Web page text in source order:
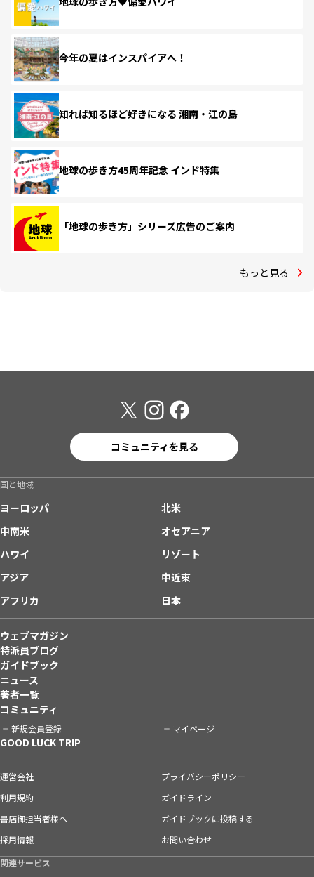
今年の夏はインスパイアへ！
知れば知るほど好きになる 湘南・江の島
地球の歩き方45周年記念 インド特集
「地球の歩き方」シリーズ広告のご案内
もっと見る
コミュニティを見る
国と地域
ヨーロッパ
北米
中南米
オセアニア
ハワイ
リゾート
アジア
中近東
アフリカ
日本
ウェブマガジン
特派員ブログ
ガイドブック
ニュース
著者一覧
コミュニティ
新規会員登録 マイページ
GOOD LUCK TRIP
運営会社
プライバシーポリシー
利用規約
ガイドライン
書店御担当者様へ
ガイドブックに投稿する
採用情報
お問い合わせ
関連サービス